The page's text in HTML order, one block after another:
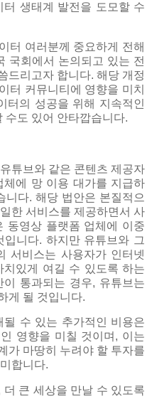
생태계 발전을 도모할 수
터 여러분께 중요하게 전해
국회에서 논의되고 있는 전
드리고자 합니다. 해당 개정
터 커뮤니티에 영향을 미치
터의 성공을 위해 지속적인
수도 있어 안타깝습니다.
튜브와 같은 콘텐츠 제공자
에 망 이용 대가를 지급하
니다. 해당 법안은 본질적으
한 서비스를 제공하면서 사
동영상 플랫폼 업체에 이중
니다. 하지만 유튜브와 그
서비스는 사용자가 인터넷
있게 여길 수 있도록 하는
통과되는 경우, 유튜브는
게 될 것입니다.
수 있는 추가적인 비용은
영향을 미칠 것이며, 이는
가 마땅히 누려야 할 투자를
합니다.
큰 세상을 만날 수 있도록